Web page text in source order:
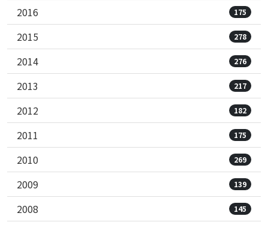
2016 175
2015 278
2014 276
2013 217
2012 182
2011 175
2010 269
2009 139
2008 145